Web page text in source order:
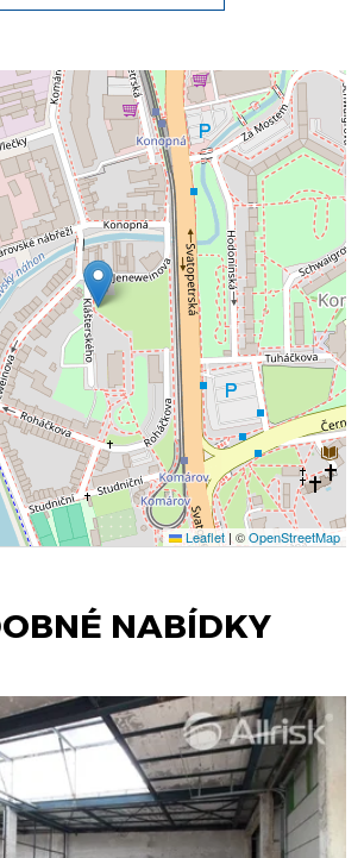
Leaflet| ©OpenStreetMap
NABÍDKY